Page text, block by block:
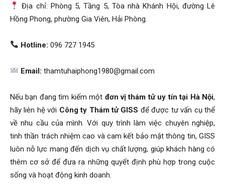
Địa chỉ: Phòng 5, Tầng 5, Tòa nhà Khánh Hội, đường Lê
Hồng Phong, phường Gia Viên, Hải Phòng.
Hotline: 096 727 1945
Email: thamtuhaiphong1980@gmail.com
Nếu bạn đang tìm kiếm một đơn vị thám tử uy tín tại Hà Nội,
hãy liên hệ với Công ty Thám tử GISS để được tư vấn cụ thể
về nhu cầu của mình. Với quy trình làm việc chuyên nghiệp,
tinh thần trách nhiệm cao và cam kết bảo mật thông tin, GISS
luôn nỗ lực mang đến dịch vụ chất lượng, giúp khách hàng có
thêm cơ sở để đưa ra những quyết định phù hợp trong cuộc
sống và hoạt động kinh doanh.